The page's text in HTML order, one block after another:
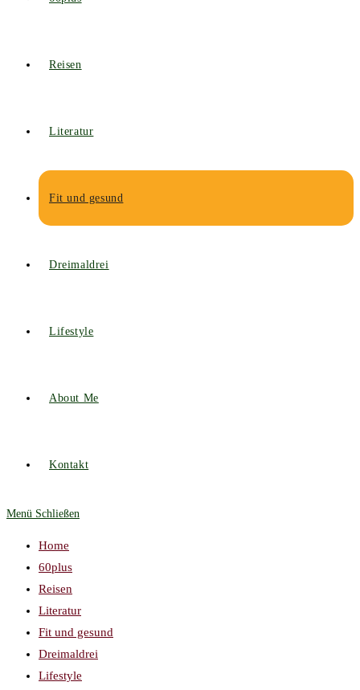
Reisen
Literatur
Fit und gesund
Dreimaldrei
Lifestyle
About Me
Kontakt
Menü Schließen
Home
60plus
Reisen
Literatur
Fit und gesund
Dreimaldrei
Lifestyle